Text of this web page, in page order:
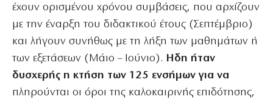
έχουν ορισμένου χρόνου συμβάσεις, που αρχίζουν
με την έναρξη του διδακτικού έτους (Σεπτέμβριο)
και λήγουν συνήθως με τη λήξη των μαθημάτων ή
των εξετάσεων (Μάιο – Ιούνιο). Ηδη ήταν
δυσχερής η κτήση των 125 ενσήμων για να
πληρούνται οι όροι της καλοκαιρινής επιδότησης,